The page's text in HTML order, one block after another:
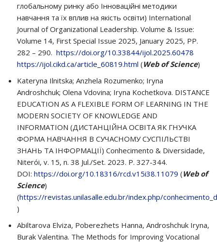
глобальному ринку або Інноваційні методики
навчання та їх вплив на якість освіти) International
Journal of Organizational Leadership. Volume & Issue:
Volume 14, First Special Issue 2025, January 2025, РР.
282 – 290. https://doi.org/10.33844/ijol.2025.60478
https://ijol.cikd.ca/article_60819.html (Web of Science)
Kateryna Ilnitska; Anzhela Rozumenko; Iryna
Androshchuk; Olena Vdovina; Iryna Kochetkova. DISTANCE
EDUCATION AS A FLEXIBLE FORM OF LEARNING IN THE
MODERN SOCIETY OF KNOWLEDGE AND
INFORMATION (ДИСТАНЦІЙНА ОСВІТА ЯК ГНУЧКА
ФОРМА НАВЧАННЯ В СУЧАСНОМУ СУСПІЛЬСТВІ
ЗНАНЬ ТА ІНФОРМАЦІЇ) Conhecimento & Diversidade,
Niterói, v. 15, n. 38 Jul./Set. 2023. Р. 327-344.
DOI: https://doi.org/10.18316/rcd.v15i38.11079 (Web of
Science)
(https://revistas.unilasalle.edu.br/index.php/
)
Abiltarova Elviza, Poberezhets Hanna, Androshchuk Iryna,
Burak Valentina. The Methods for Improving Vocational